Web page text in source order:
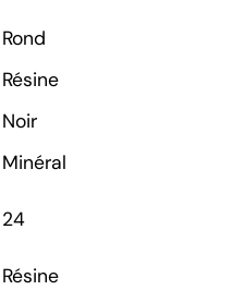
Rond
Résine
Noir
Minéral
24
Résine